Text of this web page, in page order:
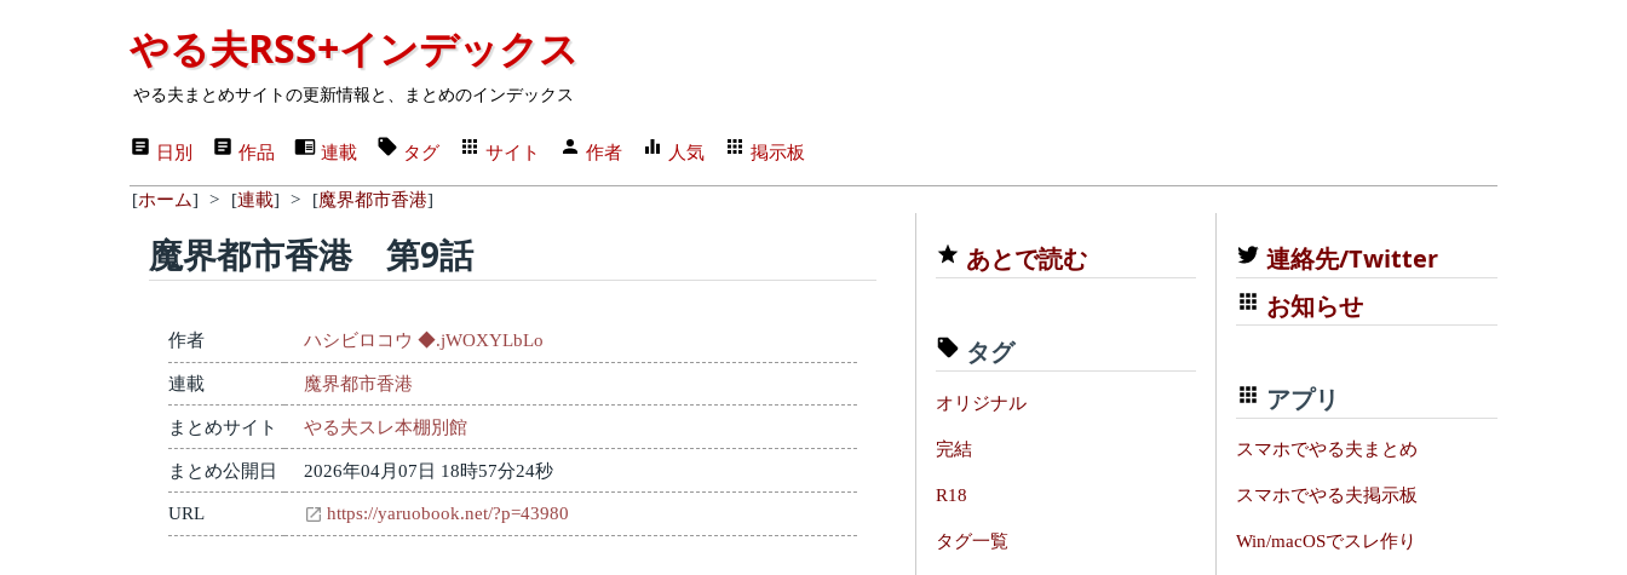
やる夫RSS+インデックス
やる夫まとめサイトの更新情報と、まとめのインデックス
日別 作品 連載 タグ サイト 作者 人気 掲示板
[ホーム] > [連載] > [魔界都市香港]
魔界都市香港 第9話
作者 ハシビロコウ ◆.jWOXYLbLo
連載 魔界都市香港
まとめサイト やる夫スレ本棚別館
まとめ公開日 2026年04月07日 18時57分24秒
URL https://yaruobook.net/?p=43980
あとで読む
タグ
オリジナル
完結
R18
タグ一覧
連絡先/Twitter
お知らせ
アプリ
スマホでやる夫まとめ
スマホでやる夫掲示板
Win/macOSでスレ作り